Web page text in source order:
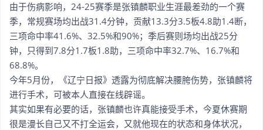
由于伤病影响，24-25赛季是张镇麟职业生涯最差劲的一个赛
季，常规赛场均出战31.4分钟，贡献13.3分3.5板4.8助1.4断，
三项命中率41.6%、32.5%和90%；季后赛则场均出战25分
钟，只得到7.8分1.7板1.8助，三项命中率32.7%、16.7%和
68.8%。
今年5月份，《辽宁日报》透露为彻底解决腰胯伤势，张镇麟将
进行手术，可被本人直接在线辟谣。
其实如果有必要的话，张镇麟也许真能接受手术，今夏休赛期
很是漫长自己又不打全运会，又就他现在的状态和身体状况，